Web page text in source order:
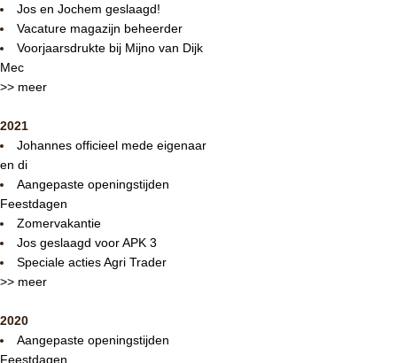
Jos en Jochem geslaagd!
Vacature magazijn beheerder
Voorjaarsdrukte bij Mijno van Dijk
Mec
>> meer
2021
Johannes officieel mede eigenaar
en di
Aangepaste openingstijden
Feestdagen
Zomervakantie
Jos geslaagd voor APK 3
Speciale acties Agri Trader
>> meer
2020
Aangepaste openingstijden
Feestdagen